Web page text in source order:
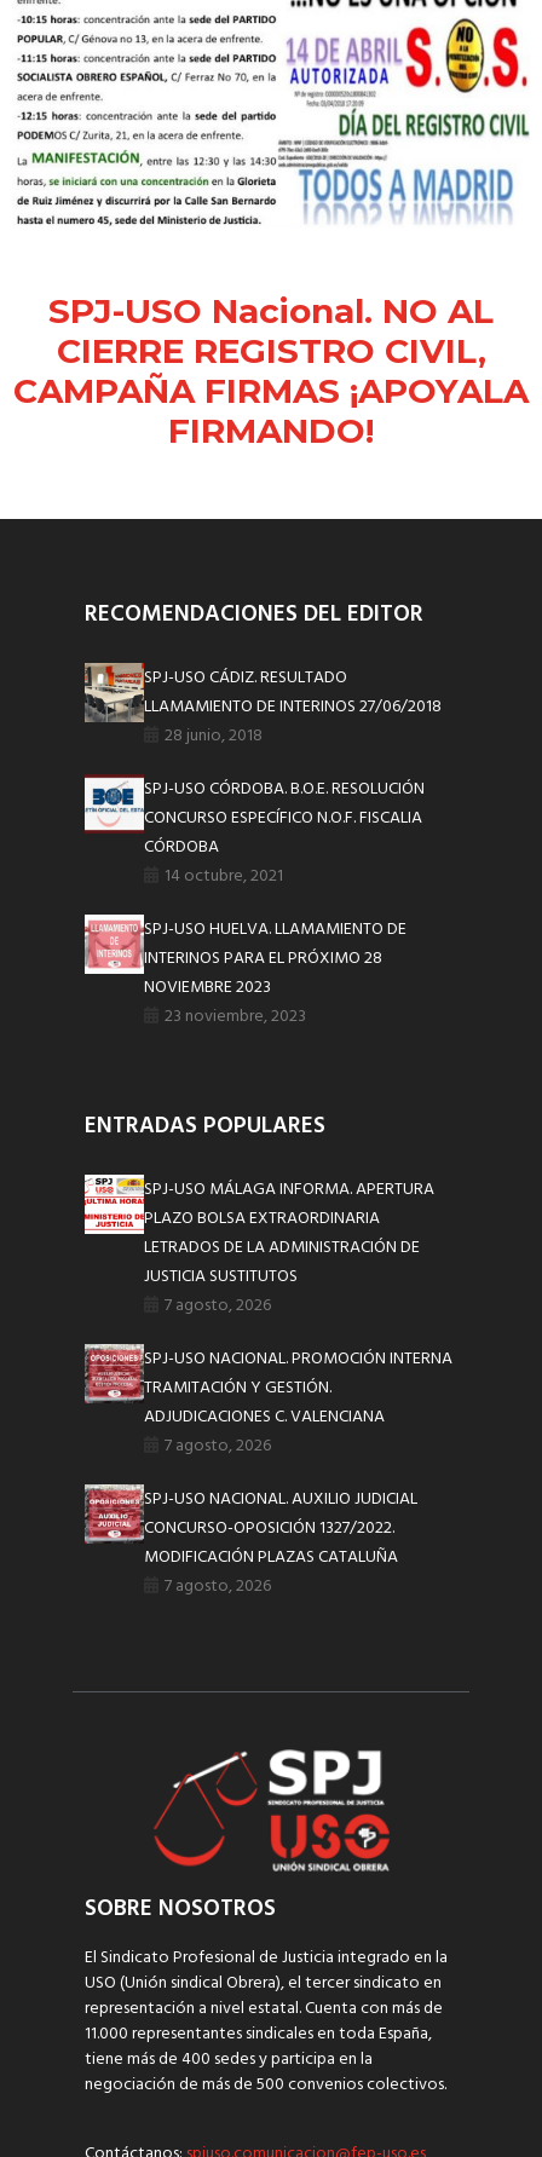
SPJ-USO Nacional. NO AL
CIERRE REGISTRO CIVIL,
CAMPAÑA FIRMAS ¡APOYALA
FIRMANDO!
RECOMENDACIONES DEL EDITOR
SPJ-USO CÁDIZ. RESULTADO
LLAMAMIENTO DE INTERINOS 27/06/2018
28 junio, 2018
SPJ-USO CÓRDOBA. B.O.E. RESOLUCIÓN
CONCURSO ESPECÍFICO N.O.F. FISCALIA
CÓRDOBA
14 octubre, 2021
SPJ-USO HUELVA. LLAMAMIENTO DE
INTERINOS PARA EL PRÓXIMO 28
NOVIEMBRE 2023
23 noviembre, 2023
ENTRADAS POPULARES
SPJ-USO MÁLAGA INFORMA. APERTURA
PLAZO BOLSA EXTRAORDINARIA
LETRADOS DE LA ADMINISTRACIÓN DE
JUSTICIA SUSTITUTOS
7 agosto, 2026
SPJ-USO NACIONAL. PROMOCIÓN INTERNA
TRAMITACIÓN Y GESTIÓN.
ADJUDICACIONES C. VALENCIANA
7 agosto, 2026
SPJ-USO NACIONAL. AUXILIO JUDICIAL
CONCURSO-OPOSICIÓN 1327/2022.
MODIFICACIÓN PLAZAS CATALUÑA
7 agosto, 2026
SOBRE NOSOTROS
El Sindicato Profesional de Justicia integrado en la
USO (Unión sindical Obrera), el tercer sindicato en
representación a nivel estatal. Cuenta con más de
11.000 representantes sindicales en toda España,
tiene más de 400 sedes y participa en la
negociación de más de 500 convenios colectivos.